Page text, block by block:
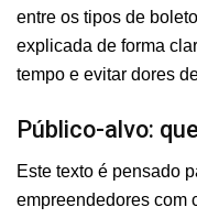
entre os tipos de
explicada de forma
tempo e evitar dores
Público-alvo:
Este texto é pensado
empreendedores com